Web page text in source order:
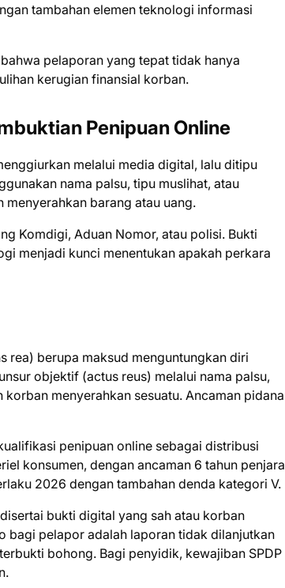
tambahan elemen teknologi informasi
pelaporan yang tepat tidak hanya
kerugian finansial korban.
Penipuan Online
melalui media digital, lalu ditipu
nama palsu, tipu muslihat, atau
barang atau uang.
Komdigi, Aduan Nomor, atau polisi. Bukti
menjadi kunci menentukan apakah perkara
rea) berupa maksud menguntungkan diri
objektif (actus reus) melalui nama palsu,
menyerahkan sesuatu. Ancaman pidana
penipuan online sebagai distribusi
konsumen, dengan ancaman 6 tahun penjara
2026 dengan tambahan denda kategori V.
bukti digital yang sah atau korban
bagi pelapor adalah laporan tidak dilanjutkan
bohong. Bagi penyidik, kewajiban SPDP